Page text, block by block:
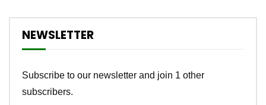
NEWSLETTER
Subscribe to our newsletter and join 1 other
subscribers.